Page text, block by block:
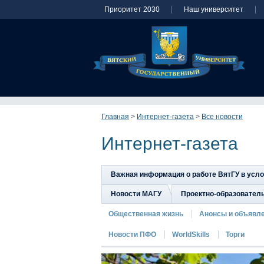
Приоритет 2030 Наш университет
Главная > Интернет-газета > Все новости
Интернет-газета
Важная информация о работе ВятГУ в
Новости МАГУ Проектно-
Общественная жизнь Анонсы и
Новости ПФО WorldSkills Торги